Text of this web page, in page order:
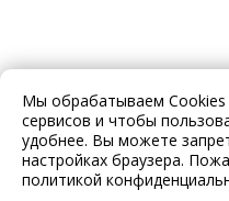
Мы обрабатываем Cookies
сервисов и чтобы
удобнее. Вы можете
настройках браузера.
политикой